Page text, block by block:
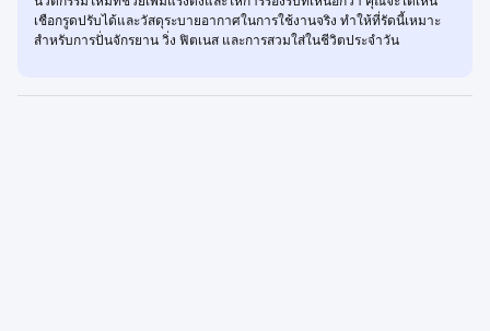
เชือกรูดปรับได้และวัสดุระบายอากาศในการใช้งานจริง ทำให้ที่รัดนี้เหมาะ
สำหรับการปั่นจักรยาน วิ่ง ฟิตเนส และการสวมใส่ในชีวิตประจำวัน